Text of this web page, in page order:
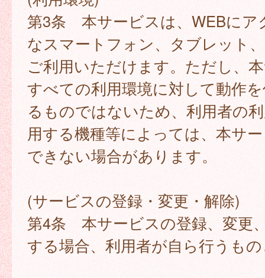
第3条 本サービスは、WEBにア
なスマートフォン、タブレット
ご利用いただけます。ただし、
すべての利用環境に対して動作
るものではないため、利用者の
用する機種等によっては、本サ
できない場合があります。
(サービスの登録・変更・解除)
第4条 本サービスの登録、変更
する場合、利用者が自ら行うも